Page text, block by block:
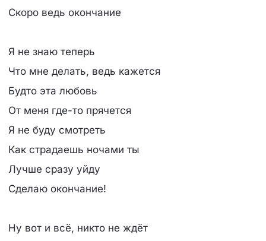
Скоро ведь окончание
Я не знаю теперь
Что мне делать, ведь кажется
Будто эта любовь
От меня где-то прячется
Я не буду смотреть
Как страдаешь ночами ты
Лучше сразу уйду
Сделаю окончание!
Ну вот и всё, никто не ждёт